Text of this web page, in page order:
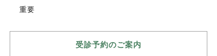
重要
受診予約のご案内